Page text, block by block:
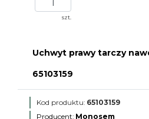
szt.
Uchwyt prawy tarczy
65103159
Kod produktu: 65103159
Producent: Monosem